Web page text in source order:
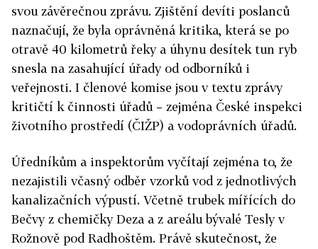
svou závěrečnou zprávu. Zjištění devíti poslanců
naznačují, že byla oprávněná kritika, která se po
otravě 40 kilometrů řeky a úhynu desítek tun ryb
snesla na zasahující úřady od odborníků i
veřejnosti. I členové komise jsou v textu zprávy
kritičtí k činnosti úřadů – zejména České inspekci
životního prostředí (ČIŽP) a vodoprávních úřadů.
Úředníkům a inspektorům vyčítají zejména to, že
nezajistili včasný odběr vzorků vod z jednotlivých
kanalizačních výpustí. Včetně trubek mířících do
Bečvy z chemičky Deza a z areálu bývalé Tesly v
Rožnově pod Radhoštěm. Právě skutečnost, že